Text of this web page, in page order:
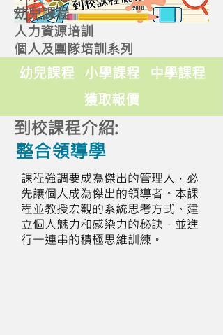
幼兒課程
人力資源培訓
個人及團隊培訓系列
幼兒課程 小學課程
中學課程
獲取報價
到校課程介紹:
整合領導學
課程強調要成為傑出的管理人，必
先讓個人成為傑出的領導者。本課
程並教授宏觀的系統思考方式、建
立個人魅力和感染力的秘訣，並進
行一連串的積極思維訓練。